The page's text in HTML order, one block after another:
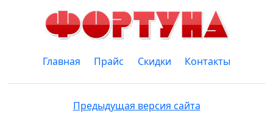
Главная Прайс Скидки Контакты
Предыдущая версия сайта